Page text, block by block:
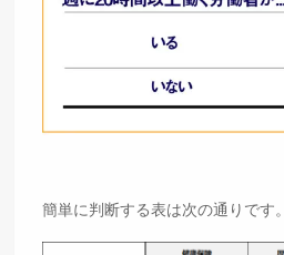
簡単に判断する表は次の通りです。